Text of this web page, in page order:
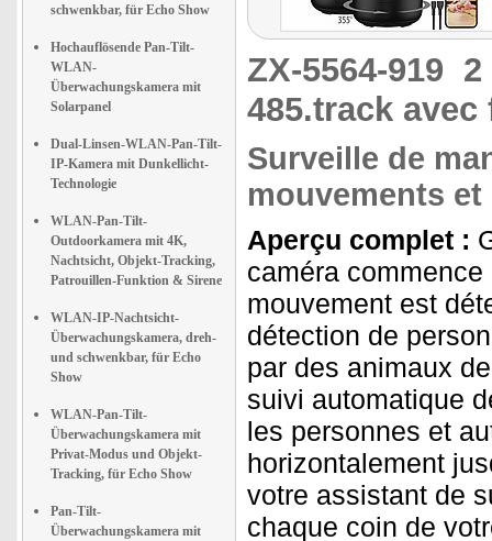
schwenkbar, für Echo Show
Hochauflösende Pan-Tilt-
WLAN-
Überwachungskamera mit
Solarpanel
Dual-Linsen-WLAN-Pan-Tilt-
IP-Kamera mit Dunkellicht-
Technologie
WLAN-Pan-Tilt-
Outdoorkamera mit 4K,
Nachtsicht, Objekt-Tracking,
Patrouillen-Funktion & Sirene
WLAN-IP-Nachtsicht-
Überwachungskamera, dreh-
und schwenkbar, für Echo
Show
WLAN-Pan-Tilt-
Überwachungskamera mit
Privat-Modus und Objekt-
Tracking, für Echo Show
Pan-Tilt-
Überwachungskamera mit
ZX-5564-919 2
485.track
Surveille de
mouvements
Aperçu complet :
caméra
mouvement est
détection de
par des animaux
suivi automatique
les personnes et
horizontalement
votre assistant de
chaque coin de